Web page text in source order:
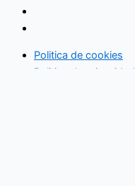
Politica de cookies
Politica de privacidad